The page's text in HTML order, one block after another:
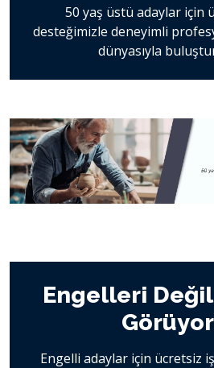
50 yaş üstü adaylar için
desteğimizle deneyimli
dünyasıyla
Engelleri
Engelli adaylar için ücretsiz